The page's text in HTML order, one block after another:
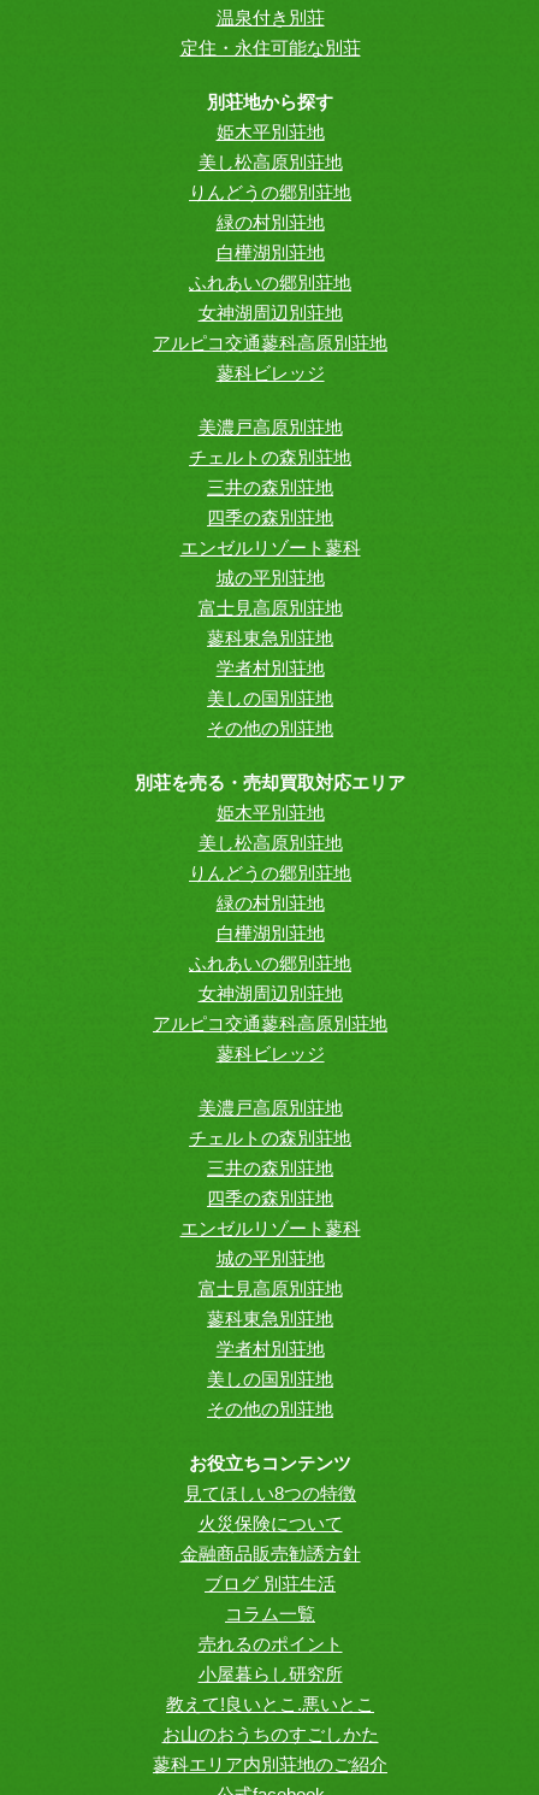
温泉付き別荘
定住・永住可能な別荘
別荘地から探す
姫木平別荘地
美し松高原別荘地
りんどうの郷別荘地
緑の村別荘地
白樺湖別荘地
ふれあいの郷別荘地
女神湖周辺別荘地
アルピコ交通蓼科高原別荘地
蓼科ビレッジ
美濃戸高原別荘地
チェルトの森別荘地
三井の森別荘地
四季の森別荘地
エンゼルリゾート蓼科
城の平別荘地
富士見高原別荘地
蓼科東急別荘地
学者村別荘地
美しの国別荘地
その他の別荘地
別荘を売る・売却買取対応エリア
姫木平別荘地
美し松高原別荘地
りんどうの郷別荘地
緑の村別荘地
白樺湖別荘地
ふれあいの郷別荘地
女神湖周辺別荘地
アルピコ交通蓼科高原別荘地
蓼科ビレッジ
美濃戸高原別荘地
チェルトの森別荘地
三井の森別荘地
四季の森別荘地
エンゼルリゾート蓼科
城の平別荘地
富士見高原別荘地
蓼科東急別荘地
学者村別荘地
美しの国別荘地
その他の別荘地
お役立ちコンテンツ
見てほしい8つの特徴
火災保険について
金融商品販売勧誘方針
ブログ 別荘生活
コラム一覧
売れるのポイント
小屋暮らし研究所
教えて!良いとこ.悪いとこ
お山のおうちのすごしかた
蓼科エリア内別荘地のご紹介